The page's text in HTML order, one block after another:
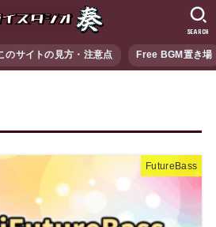
のサイトの見方・注意点 Free BGM置き場
SEARCH
FutureBass